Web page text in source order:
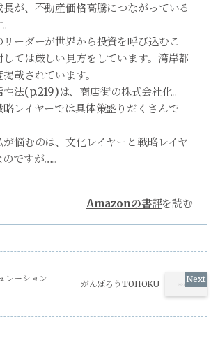
が、不動産価格高騰につながっている
ーダーが世界から投資を呼び込むこ
しては厳しい見方をしています。湾岸都
載されています。
法(p.219)は、商店街の株式会社化。
略レイヤーでは具体策盛りだくさんで
悩むのは、文化レイヤーと戦略レイヤ
ですが…。
Amazonの書評を読む
レーション
がんばろうTOHOKU